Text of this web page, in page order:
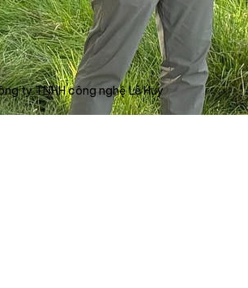
ty TNHH công nghệ Lê Huy